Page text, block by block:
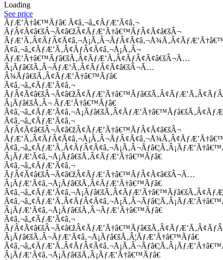
Loading
See price
ÃƒÆ’Ã†â€™Ãƒâ€ Ã¢â‚¬â„¢ÃƒÆ’Ã¢â‚¬
ÃƒÂ¢Ã¢â€šÂ¬Ã¢â€žÂ¢ÃƒÆ’Ã†â€™ÃƒÂ¢Ã¢â€šÂ¬
Ã¢â‚¬â„¢ÃƒÆ’Ã‚Â¢ÃƒÂ¢Ã¢â‚¬Å¡Ã‚Â¬
ÃƒÆ’Ã†â€™Ãƒâ€šÃ‚Â¢ÃƒÆ’Ã‚Â¢ÃƒÂ¢Ã¢â€šÂ¬Ã…
Â¡Ãƒâ€šÃ‚Â¬ÃƒÆ’Ã‚Â¢ÃƒÂ¢Ã¢â€šÂ¬Ã…
Â¾Ãƒâ€šÃ‚Â¢ÃƒÆ’Ã†â€™Ãƒâ€
Ã¢â‚¬â„¢ÃƒÆ’Ã¢â‚¬
Â¡Ãƒâ€šÃ‚Â¬ ÃƒÆ’Ã†â€™Ãƒâ€
Ã¢â‚¬â„¢ÃƒÆ’Ã¢â‚¬
ÃƒÂ¢Ã¢â€šÂ¬Ã¢â€žÂ¢ÃƒÆ’Ã†â€™ÃƒÂ¢Ã¢â€šÂ¬
Â¡ÃƒÆ’Ã¢â‚¬Å¡Ãƒâ€šÃ‚Â¢ÃƒÆ’Ã†â€™Ãƒâ€
Ã¢â‚¬â„¢ÃƒÆ’Ã¢â‚¬
ÃƒÂ¢Ã¢â€šÂ¬Ã¢â€žÂ¢ÃƒÆ’Ã†â€™ÃƒÂ¢Ã¢â€šÂ¬Ã…
Â¡ÃƒÆ’Ã¢â‚¬Å¡Ãƒâ€šÃ‚Â¢ÃƒÆ’Ã†â€™Ãƒâ€
Â¡ÃƒÆ’Ã¢â‚¬Å¡Ãƒâ€šÃ‚Â¬ÃƒÆ’Ã†â€™Ãƒâ€
Ã¢â‚¬â„¢ÃƒÆ’Ã¢â‚¬
Â¡Ãƒâ€šÃ‚Â¬ÃƒÆ’Ã¢â‚¬Å¡Ãƒâ€šÃ‚Â¦ÃƒÆ’Ã†â€™Ãƒâ€
Â¡ÃƒÆ’Ã¢â‚¬Å¡Ãƒâ€šÃ‚Â¡ÃƒÆ’Ã†â€™Ãƒâ€